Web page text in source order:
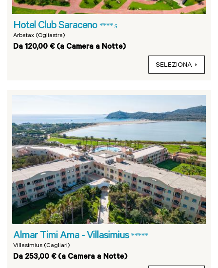
Hotel Club Saraceno **** s
Arbatax (Ogliastra)
Da 120,00 € (a Camera a Notte)
SELEZIONA
Almar Timi Ama - Villasimius *****
Villasimius (Cagliari)
Da 253,00 € (a Camera a Notte)